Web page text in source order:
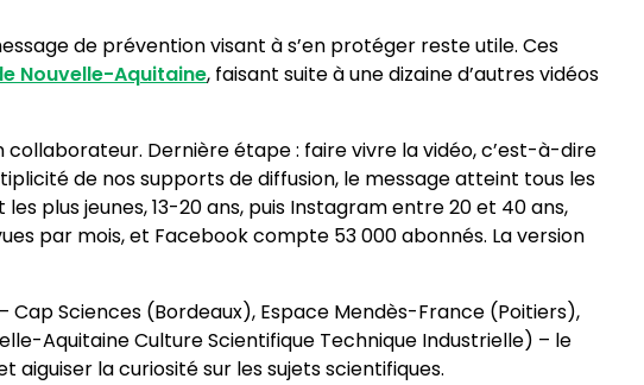
de prévention visant à s’en protéger reste utile. Ces
Nouvelle-Aquitaine, faisant suite à une dizaine d’autres vidéos
Dernière étape : faire vivre la vidéo, c’est-à-dire
de nos supports de diffusion, le message atteint tous les
plus jeunes, 13-20 ans, puis Instagram entre 20 et 40 ans,
par mois, et Facebook compte 53 000 abonnés. La version
Sciences (Bordeaux), Espace Mendès-France (Poitiers),
Aquitaine Culture Scientifique Technique Industrielle) – le
aiguiser la curiosité sur les sujets scientifiques.